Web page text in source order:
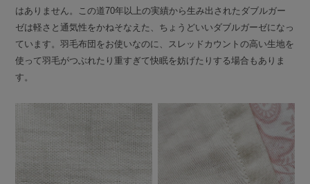
はありません。この道70年以上の実績から生み出されたダブルガー
ゼは軽さと通気性をかねそなえた、ちょうどいいダブルガーゼになっ
ています。羽毛布団をお使いなのに、スレッドカウントの高い生地を
使って羽毛がつぶれたり重すぎて快眠を妨げたりする場合もありま
す。